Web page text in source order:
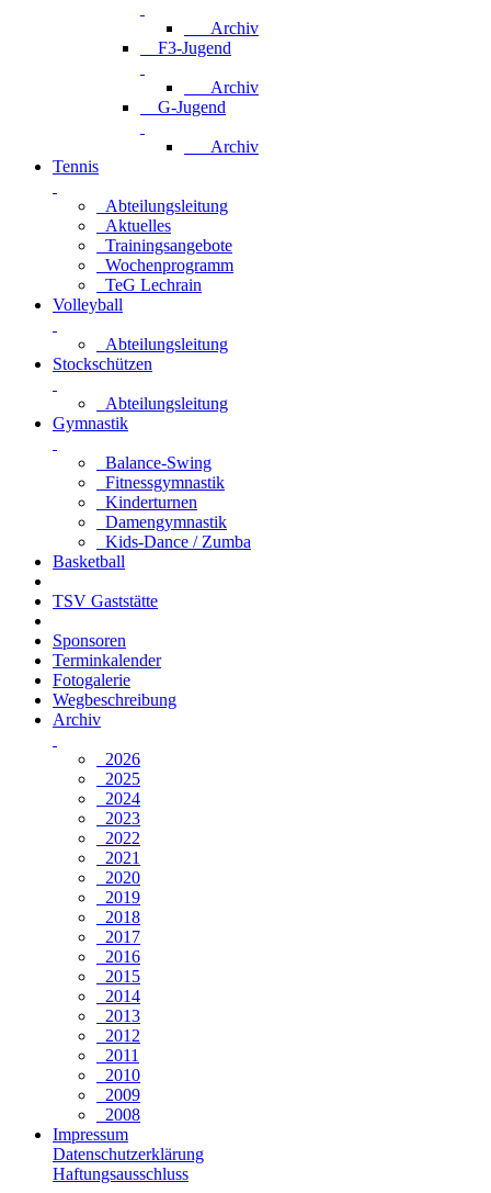
Archiv
F3-Jugend
Archiv
G-Jugend
Archiv
Tennis
Abteilungsleitung
Aktuelles
Trainingsangebote
Wochenprogramm
TeG Lechrain
Volleyball
Abteilungsleitung
Stockschützen
Abteilungsleitung
Gymnastik
Balance-Swing
Fitnessgymnastik
Kinderturnen
Damengymnastik
Kids-Dance / Zumba
Basketball
TSV Gaststätte
Sponsoren
Terminkalender
Fotogalerie
Wegbeschreibung
Archiv
2026
2025
2024
2023
2022
2021
2020
2019
2018
2017
2016
2015
2014
2013
2012
2011
2010
2009
2008
Impressum
Datenschutzerklärung
Haftungsausschluss